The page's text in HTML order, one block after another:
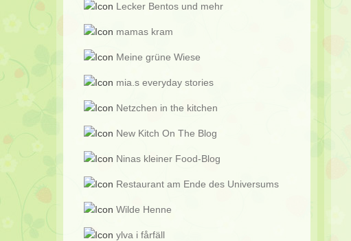
Lecker Bentos und mehr
mamas kram
Meine grüne Wiese
mia.s everyday stories
Netzchen in the kitchen
New Kitch On The Blog
Ninas kleiner Food-Blog
Restaurant am Ende des Universums
Wilde Henne
ylva i fårfäll